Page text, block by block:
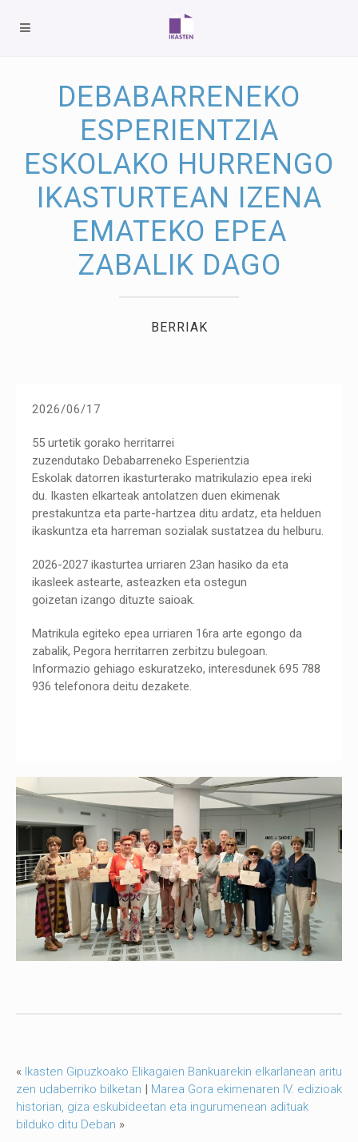
DEBABARRENEKO
ESPERIENTZIA
ESKOLAKO HURRENGO
IKASTURTEAN IZENA
EMATEKO EPEA
ZABALIK DAGO
BERRIAK
2026/06/17
55 urtetik gorako herritarrei
zuzendutako Debabarreneko Esperientzia
Eskolak datorren ikasturterako matrikulazio epea ireki
du. Ikasten elkarteak antolatzen duen ekimenak
prestakuntza eta parte-hartzea ditu ardatz, eta helduen
ikaskuntza eta harreman sozialak sustatzea du helburu.
2026-2027 ikasturtea urriaren 23an hasiko da eta
ikasleek astearte, asteazken eta ostegun
goizetan izango dituzte saioak.
Matrikula egiteko epea urriaren 16ra arte egongo da
zabalik, Pegora herritarren zerbitzu bulegoan.
Informazio gehiago eskuratzeko, interesdunek 695 788
936 telefonora deitu dezakete.
« Ikasten Gipuzkoako Elikagaien Bankuarekin elkarlanean aritu
zen udaberriko bilketan | Marea Gora ekimenaren IV. edizioak
historian, giza eskubideetan eta ingurumenean adituak
bilduko ditu Deban »